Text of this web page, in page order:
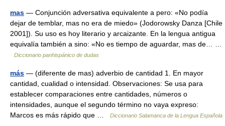
mas — Conjunción adversativa equivalente a pero: «No podía
dejar de temblar, mas no era de miedo» (Jodorowsky Danza [Chile
2001]). Su uso es hoy literario y arcaizante. En la lengua antigua
equivalía también a sino: «No es tiempo de aguardar, mas de… …
Diccionario panhispánico de dudas
más — (diferente de mas) adverbio de cantidad 1. En mayor
cantidad, cualidad o intensidad. Observaciones: Se usa para
establecer comparaciones entre cantidades, números o
intensidades, aunque el segundo término no vaya expreso:
Marcos es más rápido que …
Diccionario Salamanca de la Lengua Española